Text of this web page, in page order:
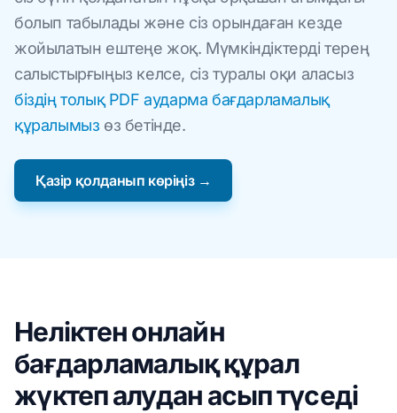
болып табылады және сіз орындаған кезде
жойылатын ештеңе жоқ. Мүмкіндіктерді терең
салыстырғыңыз келсе, сіз туралы оқи аласыз
біздің толық PDF аударма бағдарламалық
құралымыз өз бетінде.
Қазір қолданып көріңіз →
Неліктен онлайн
бағдарламалық құрал
жүктеп алудан асып түседі